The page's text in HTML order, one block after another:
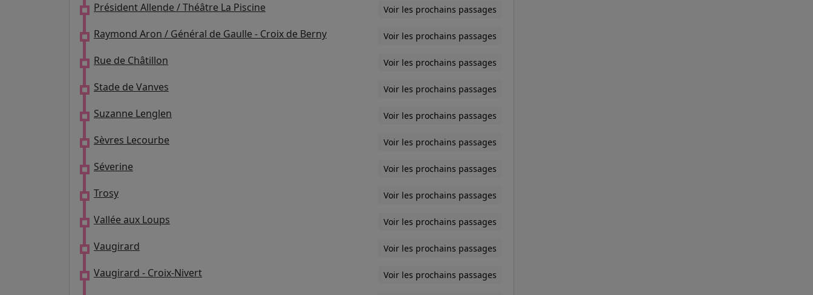
Président Allende / Théâtre La Piscine Voir les prochains passages
Raymond Aron / Général de Gaulle - Croix de Berny Voir les prochains passages
Rue de Châtillon Voir les prochains passages
Stade de Vanves Voir les prochains passages
Suzanne Lenglen Voir les prochains passages
Sèvres Lecourbe Voir les prochains passages
Séverine Voir les prochains passages
Trosy Voir les prochains passages
Vallée aux Loups Voir les prochains passages
Vaugirard Voir les prochains passages
Vaugirard - Croix-Nivert Voir les prochains passages